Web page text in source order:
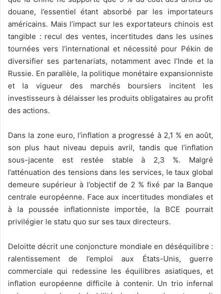
douane, l’essentiel étant absorbé par les importateurs
américains. Mais l’impact sur les exportateurs chinois est
tangible : recul des ventes, incertitudes dans les usines
tournées vers l’international et nécessité pour Pékin de
diversifier ses partenariats, notamment avec l’Inde et la
Russie. En parallèle, la politique monétaire expansionniste
et la vigueur des marchés boursiers incitent les
investisseurs à délaisser les produits obligataires au profit
des actions.
Dans la zone euro, l’inflation a progressé à 2,1 % en août,
son plus haut niveau depuis avril, tandis que l’inflation
sous-jacente est restée stable à 2,3 %. Malgré
l’atténuation des tensions dans les services, le taux global
demeure supérieur à l’objectif de 2 % fixé par la Banque
centrale européenne. Face aux incertitudes mondiales et
à la poussée inflationniste importée, la BCE pourrait
privilégier le statu quo sur ses taux directeurs.
Deloitte décrit une conjoncture mondiale en déséquilibre :
ralentissement de l’emploi aux États-Unis, guerre
commerciale qui redessine les équilibres asiatiques, et
inflation européenne difficile à contenir. Un trio infernal